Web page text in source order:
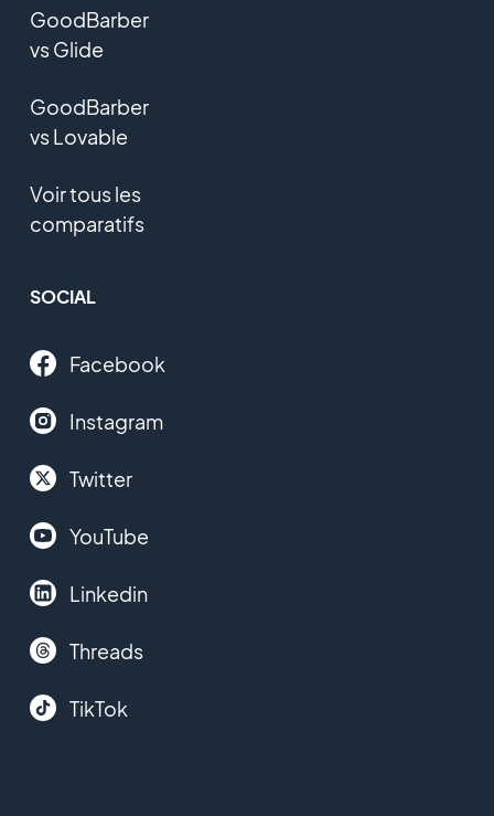
GoodBarber
vs Glide
GoodBarber
vs Lovable
Voir tous les
comparatifs
SOCIAL
Facebook
Instagram
Twitter
YouTube
Linkedin
Threads
TikTok